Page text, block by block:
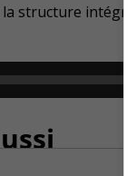
structure